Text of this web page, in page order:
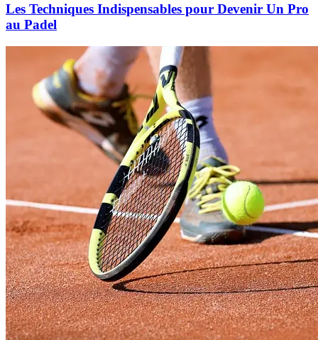
Les Techniques Indispensables pour Devenir Un Pro
au Padel